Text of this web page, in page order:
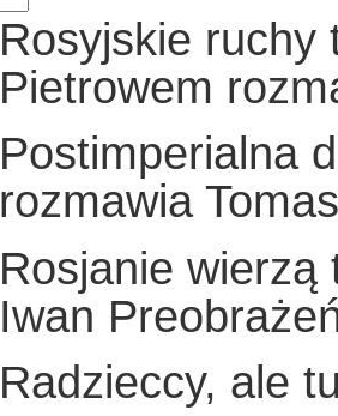
Rosyjskie ruchy
Pietrowem
Postimperialna
rozmawia
Rosjanie
Iwan
Radzieccy, ale